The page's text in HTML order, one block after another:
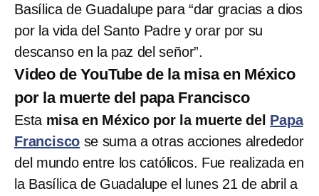
Basílica de Guadalupe para “dar gracias a dios
por la vida del Santo Padre y orar por su
descanso en la paz del señor”.
Video de YouTube de la misa en México
por la muerte del papa Francisco
Esta misa en México por la muerte del Papa
Francisco se suma a otras acciones alrededor
del mundo entre los católicos. Fue realizada en
la Basílica de Guadalupe el lunes 21 de abril a